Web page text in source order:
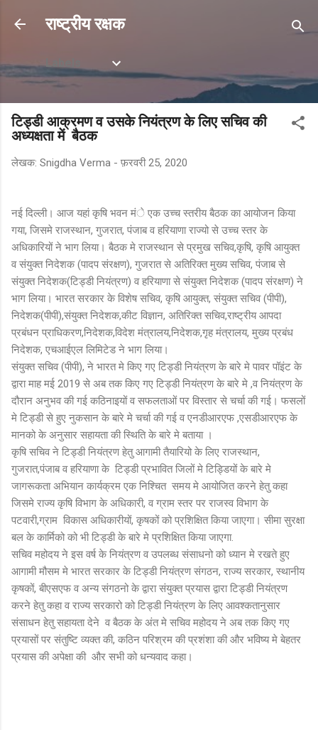
सीधे मुख्य सामग्री पर जाएं
राष्ट्रीय रक्षक
Labels
टिड्डी आक्रमण व उसके नियंत्रण के लिए सचिव की
अध्यक्षता में बैठक
लेखक: Snigdha Verma - फ़रवरी 25, 2020
नई दिल्ली। आज यहां कृषि भवन मंे एक उच्च स्तरीय बैठक का आयोजन किया
गया, जिसमे राजस्थान, गुजरात, पंजाब व हरियाणा राज्यो से उच्च स्तर के
अधिकारियों ने भाग लिया। बैठक मे राजस्थान से प्रमुख सचिव,कृषि, कृषि आयुक्त
व संयुक्त निदेशक (पादप संरक्षण), गुजरात से अतिरिक्त मुख्य सचिव, पंजाब से
संयुक्त निदेशक(टिड्डी नियंत्रण) व हरियाणा से संयुक्त निदेशक (पादप संरक्षण) ने
भाग लिया। भारत सरकार के विशेष सचिव, कृषि आयुक्त, संयुक्त सचिव (पीपी),
निदेशक(पीपी),संयुक्त निदेशक,कीट विज्ञान, अतिरिक्त सचिव,राष्ट्रीय आपदा
प्रबंधन प्राधिकरण,निदेशक,विदेश मंत्रालय,निदेशक,गृह मंत्रालय, मुख्य प्रबंध
निदेशक, एचआईएल लिमिटेड ने भाग लिया।
संयुक्त सचिव (पीपी), ने भारत मे किए गए टिड्डी नियंत्रण के बारे मे पावर पॉइंट के
द्वारा माह मई 2019 से अब तक किए गए टिड्डी नियंत्रण के बारे मे ,व नियंत्रण के
दौरान अनुभव की गई कठिनाइयों व सफलताओं पर विस्तार से चर्चा की गई। फसलों
मे टिड्डी से हुए नुकसान के बारे मे चर्चा की गई व एनडीआरएफ ,एसडीआरएफ के
मानको के अनुसार सहायता की स्थिति के बारे मे बताया ।
कृषि सचिव ने टिड्डी नियंत्रण हेतु आगामी तैयारियो के लिए राजस्थान,
गुजरात,पंजाब व हरियाणा के टिड्डी प्रभावित जिलों मे टिड्डियों के बारे मे
जागरूकता अभियान कार्यक्रम एक निश्चित समय मे आयोजित करने हेतु कहा
जिसमे राज्य कृषि विभाग के अधिकारी, व ग्राम स्तर पर राजस्व विभाग के
पटवारी,ग्राम विकास अधिकारीयों, कृषकों को प्रशिक्षित किया जाएगा। सीमा सुरक्षा
बल के कार्मिको को भी टिड्डी के बारे मे प्रशिक्षित किया जाएगा.
सचिव महोदय ने इस वर्ष के नियंत्रण व उपलब्ध संसाधनो को ध्यान मे रखते हुए
आगामी मौसम मे भारत सरकार के टिड्डी नियंत्रण संगठन, राज्य सरकार, स्थानीय
कृषकों, बीएसएफ व अन्य संगठनो के द्वारा संयुक्त प्रयास द्वारा टिड्डी नियंत्रण
करने हेतु कहा व राज्य सरकारो को टिड्डी नियंत्रण के लिए आवश्कतानुसार
संसाधन हेतु सहायता देने व बैठक के अंत मे सचिव महोदय ने अब तक किए गए
प्रयासों पर संतुष्टि व्यक्त की, कठिन परिश्रम की प्रशंशा की और भविष्य मे बेहतर
प्रयास की अपेक्षा की और सभी को धन्यवाद कहा।